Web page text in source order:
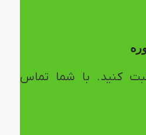
کنید. با شما تماس